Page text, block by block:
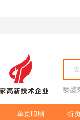
喷墨
单页印刷 折